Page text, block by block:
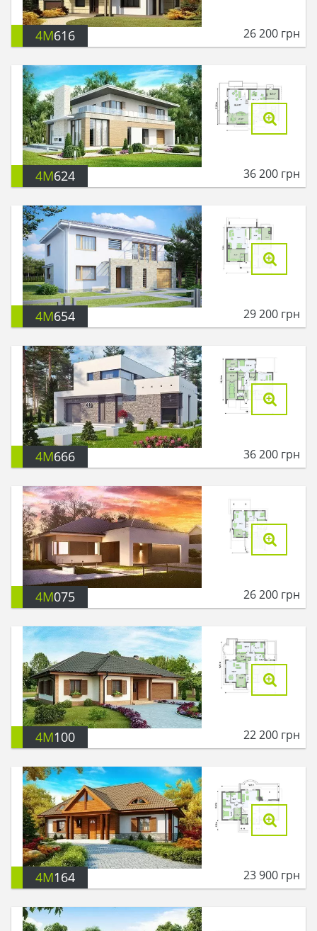
4M616 26 200 грн
4M624 36 200 грн
4M654 29 200 грн
4M666 36 200 грн
4M075 26 200 грн
4M100 22 200 грн
4M164 23 900 грн